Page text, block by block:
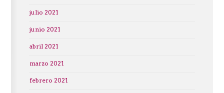
julio 2021
junio 2021
abril 2021
marzo 2021
febrero 2021